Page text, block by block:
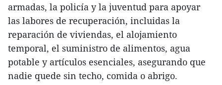
armadas, la policía y la juventud para apoyar
las labores de recuperación, incluidas la
reparación de viviendas, el alojamiento
temporal, el suministro de alimentos, agua
potable y artículos esenciales, asegurando que
nadie quede sin techo, comida o abrigo.